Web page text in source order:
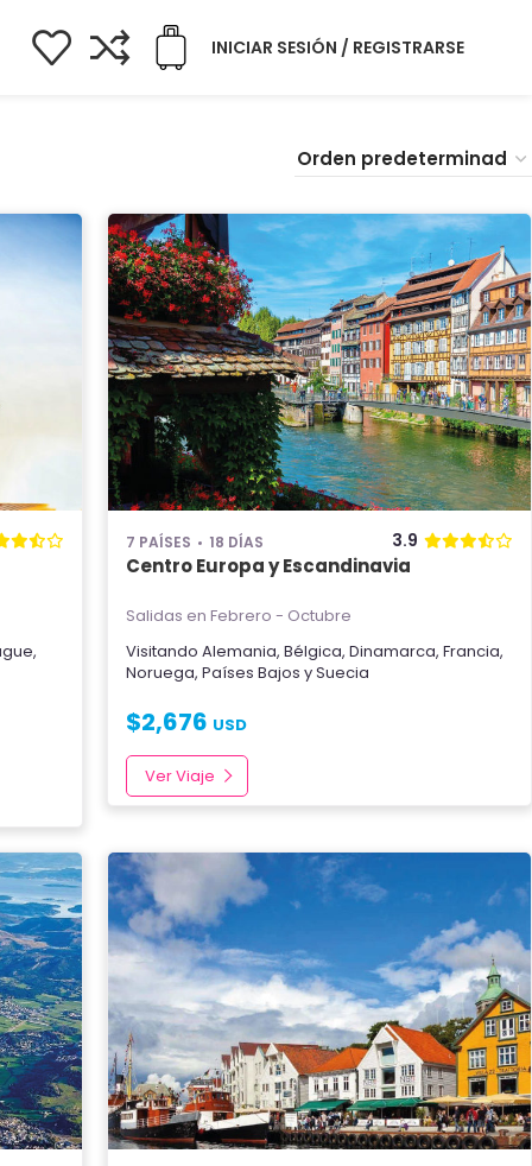
INICIAR SESIÓN / REGISTRARSE
,
7 PAÍSES 18 DÍAS 3.9
Centro Europa y Escandinavia
Salidas en Febrero - Octubre
Visitando Alemania, Bélgica, Dinamarca, Francia,
Noruega, Países Bajos ySuecia
$2,676 USD
Ver Viaje